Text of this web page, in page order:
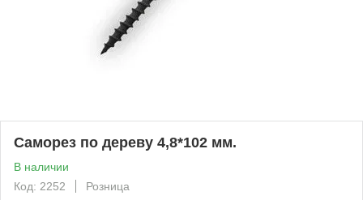
Саморез по дереву 4,8*102 мм.
В наличии
Код: 2252
Розница